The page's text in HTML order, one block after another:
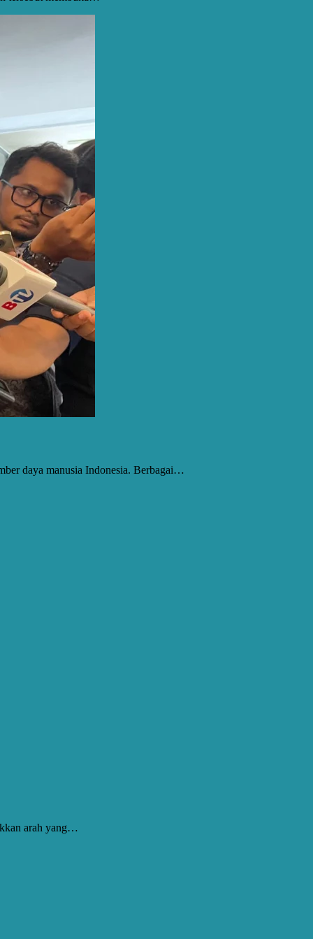
daya manusia Indonesia. Berbagai…
arah yang…